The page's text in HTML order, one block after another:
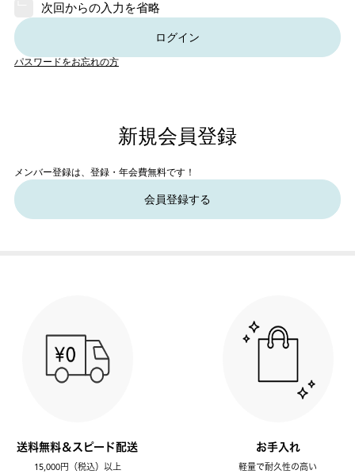
次回からの入力を省略
ログイン
パスワードをお忘れの方
新規会員登録
メンバー登録は、登録・年会費無料です！
会員登録する
送料無料＆スピード配送
15,000円（税込）以上
お手入れ
軽量で耐久性の高い